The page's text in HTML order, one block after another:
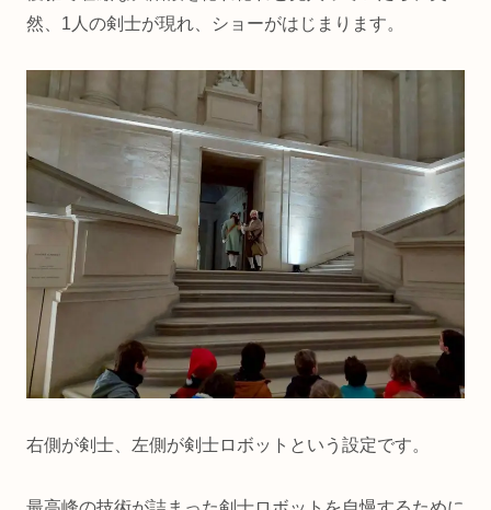
然、1人の剣士が現れ、ショーがはじまります。
右側が剣士、左側が剣士ロボットという設定です。